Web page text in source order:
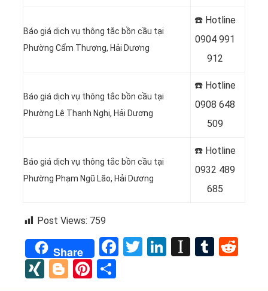
Báo giá dịch vụ thông tắc bồn cầu tại
Phường Cẩm Thượng, Hải Dương
☎️ Hotline
0904 991
912
Báo giá dịch vụ thông tắc bồn cầu tại
Phường Lê Thanh Nghị, Hải Dương
☎️ Hotline
0908 648
509
Báo giá dịch vụ thông tắc bồn cầu tại
Phường Phạm Ngũ Lão, Hải Dương
☎️ Hotline
0932 489
685
Post Views: 759
Share Facebook
Twitter
LinkedIn
XINGBloggerPinterest